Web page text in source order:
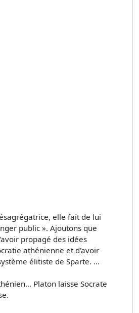
elle fait de lui
public ». Ajoutons que
propagé des idées
athénienne et d'avoir
élitiste de Sparte. ...
Platon laisse Socrate